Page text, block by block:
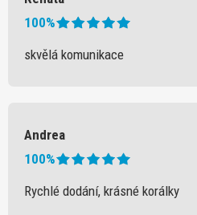
100%
skvělá komunikace
Andrea
100%
Rychlé dodání, krásné korálky